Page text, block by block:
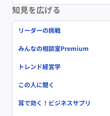
知見を広げる
リーダーの挑戦
みんなの相談室Premium
トレンド経営学
この人に聞く
耳で効く！ビジネスサプリ